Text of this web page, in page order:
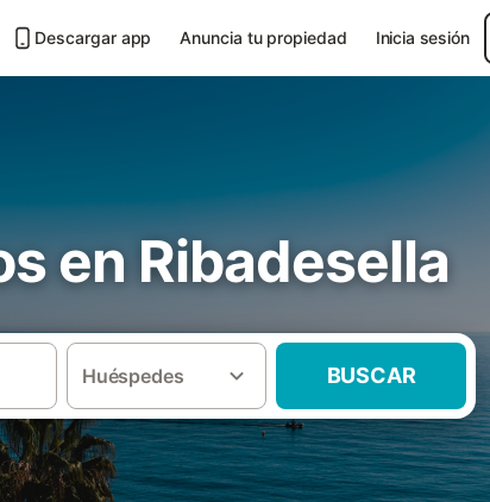
Descargar app Anuncia tu propiedad Inicia sesión
en Ribadesella
Huéspedes BUSCAR